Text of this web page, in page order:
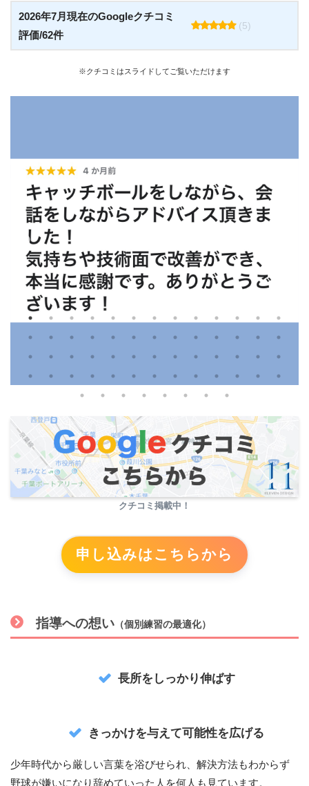
2026年7月現在のGoogleクチコミ
評価/62件
(5)
※クチコミはスライドしてご覧いただけます
クチコミ掲載中！
申し込みはこちらから
指導への想い （個別練習の最適化）
長所をしっかり伸ばす
きっかけを与えて可能性を広げる
少年時代から厳しい言葉を浴びせられ、解決方法もわからず
野球が嫌いになり辞めていった人を何人も見ています。